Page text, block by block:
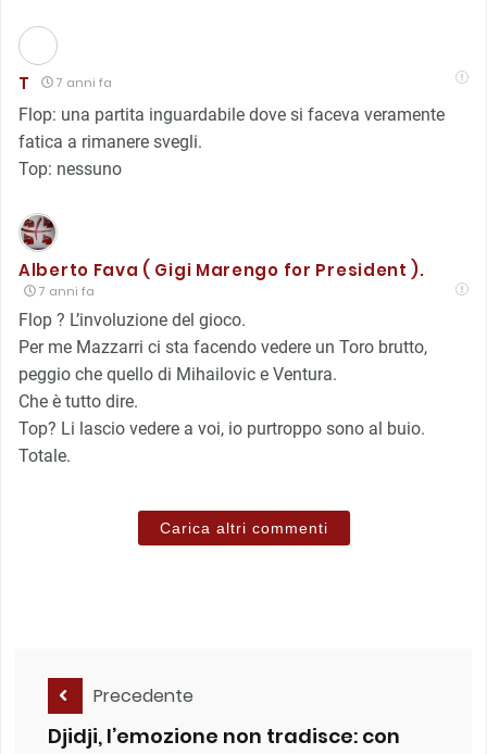
T 7 anni fa
Flop: una partita inguardabile dove si faceva veramente
fatica a rimanere svegli.
Top: nessuno
Alberto Fava ( Gigi Marengo for President ).
7 anni fa
Flop ? L’involuzione del gioco.
Per me Mazzarri ci sta facendo vedere un Toro brutto,
peggio che quello di Mihailovic e Ventura.
Che è tutto dire.
Top? Li lascio vedere a voi, io purtroppo sono al buio.
Totale.
Carica altri commenti
Precedente
Djidji, l’emozione non tradisce: con